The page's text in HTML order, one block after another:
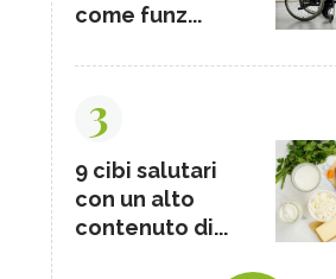
come funz...
3
9 cibi salutari
con un alto
contenuto di...